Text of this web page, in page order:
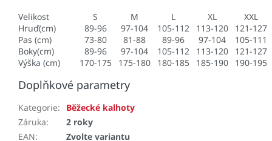
Velikost S M L XL
XXL
Hruď(cm)
89-96 97-104 105-112 113-120
121-127
Pas (cm)
73-80 81-88 89-96 97-104
105-111
Boky(cm)
89-96 97-104 105-112 113-120
121-127
Výška (cm)
170-175 175-180 180-185 185-190 190-195
Doplňkové parametry
Kategorie:
Běžecké kalhoty
Záruka:
2 roky
EAN: Zvolte variantu